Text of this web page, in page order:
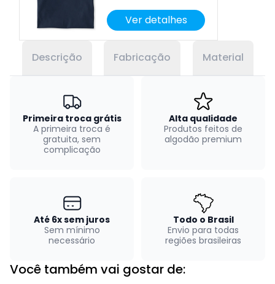
Ver detalhes
Descrição Fabricação Material
Primeira troca grátis
A primeira troca é
gratuita, sem
complicação
Alta qualidade
Produtos feitos de
algodão premium
Até 6x sem juros
Sem mínimo
necessário
Todo o Brasil
Envio para todas
regiões brasileiras
Você também vai gostar de: